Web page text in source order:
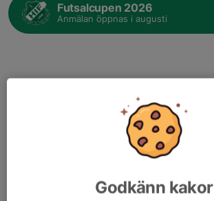
Futsalcupen 2026
Anmälan öppnas i augusti
Godkänn kakor